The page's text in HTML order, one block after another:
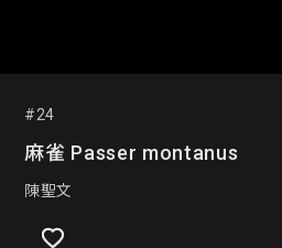
#24
麻雀 Passer montanus
陳聖文